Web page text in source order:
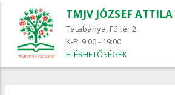
TMJV JÓZSEF
Tatabánya, Fő tér 2.
K-P: 9:00 - 19:00
ELÉRHETŐSÉGEK